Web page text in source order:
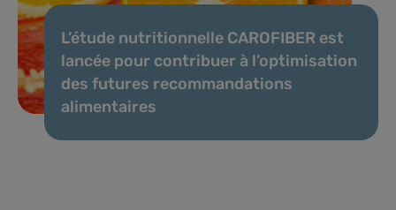
L’étude nutritionnelle CAROFIBER est
lancée pour contribuer à l’optimisation
des futures recommandations
alimentaires